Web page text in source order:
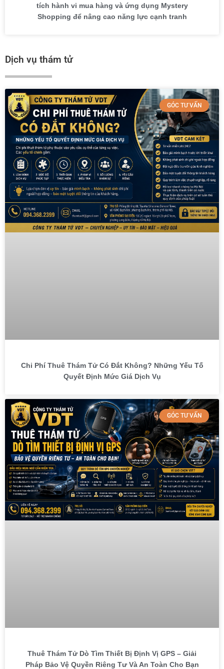
tích hành vi mua hàng và ứng dụng Mystery
Shopping để nâng cao năng lực cạnh tranh
Dịch vụ thám tử
GÓC TƯ VẤN
Chi Phí Thuê Thám Tử Có Đắt Không? Những Yếu Tố
Quyết Định Mức Giá Dịch Vụ
GÓC TƯ VẤN
Thuê Thám Tử Dò Tìm Thiết Bị Định Vị GPS – Giải
Pháp Bảo Vệ Quyền Riêng Tư Và An Toàn Cho Bạn